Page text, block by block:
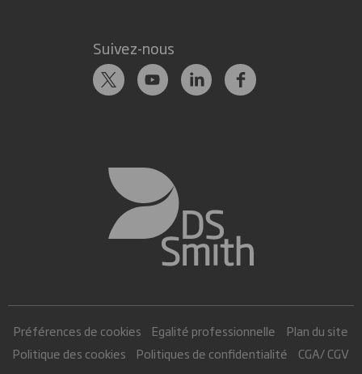
Suivez-nous
Préférences de cookies Egalité professionnelle
Plan du site
Politique des cookies
Politiques de confidentialité CGA/ CGV